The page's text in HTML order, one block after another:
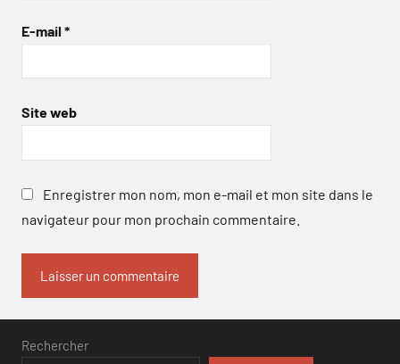
E-mail *
Site web
Enregistrer mon nom, mon e-mail et mon site dans le
navigateur pour mon prochain commentaire.
Rechercher